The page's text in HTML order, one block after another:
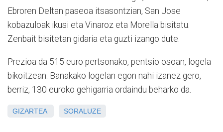
Ebroren Deltan paseoa itsasontzian, San Jose
kobazuloak ikusi eta Vinaroz eta Morella bisitatu.
Zenbait bisitetan gidaria eta guzti izango dute.
Prezioa da 515 euro pertsonako, pentsio osoan, logela
bikoitzean. Banakako logelan egon nahi izanez gero,
berriz, 130 euroko gehigarria ordaindu beharko da.
GIZARTEA SORALUZE